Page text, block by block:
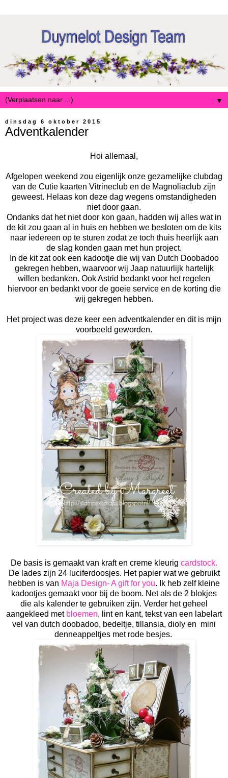
▼
dinsdag 6 oktober 2015
Adventkalender
Hoi allemaal,
Afgelopen weekend zou eigenlijk onze gezamelijke clubdag
van de Cutie kaarten Vitrineclub en de Magnoliaclub zijn
geweest. Helaas kon deze dag wegens omstandigheden
niet door gaan.
Ondanks dat het niet door kon gaan, hadden wij alles wat in
de kit zou gaan al in huis en hebben we besloten om de kits
naar iedereen op te sturen zodat ze toch thuis heerlijk aan
de slag konden gaan met hun project.
In de kit zat ook een kadootje die wij van Dutch Doobadoo
gekregen hebben, waarvoor wij Jaap natuurlijk hartelijk
willen bedanken. Ook Astrid bedankt voor het regelen
hiervoor en bedankt voor de goeie service en de korting die
wij gekregen hebben.
Het project was deze keer een adventkalender en dit is mijn
voorbeeld geworden.
De basis is gemaakt van kraft en creme kleurig cardstock.
De lades zijn 24 luciferdoosjes. Het papier wat we gebruikt
hebben is van Maja Design- A gift for you. Ik heb zelf kleine
kadootjes gemaakt voor bij de boom. Net als de 2 blokjes
die als kalender te gebruiken zijn. Verder het geheel
aangekleed metbloemen, lint en kant, tekst van een labelart
vel van dutch doobadoo, bedeltje, tillansia, dioly en mini
denneappeltjes met rode besjes.